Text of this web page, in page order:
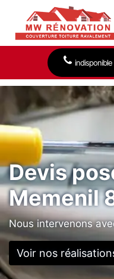
indisponible
Devis
Memenil
Nous intervenons
Voir nos